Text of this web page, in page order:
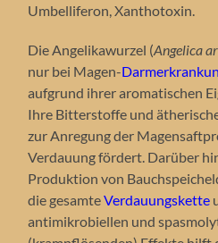
Umbelliferon, Xanthotoxin.
Die Angelikawurzel (Angelica
nur bei Magen-
aufgrund ihrer aromatischen
Ihre Bitterstoffe und
zur Anregung der
Verdauung fördert. Darüber
Produktion von
die gesamteVerdauungskette
antimikrobiellen und